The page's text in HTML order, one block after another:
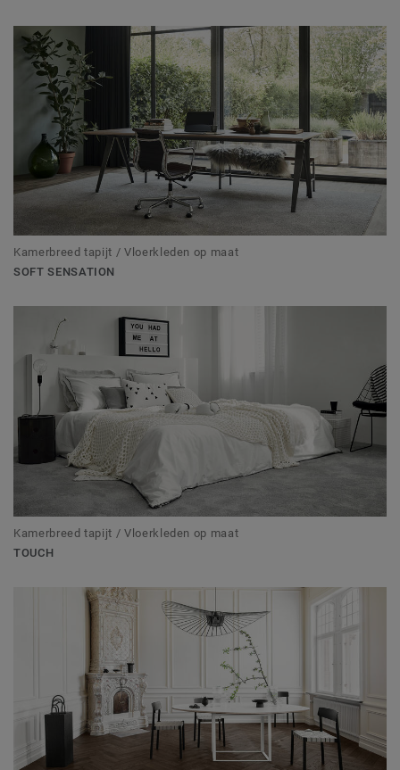
Kamerbreed tapijt / Vloerkleden op maat
SOFT SENSATION
Kamerbreed tapijt / Vloerkleden op maat
TOUCH